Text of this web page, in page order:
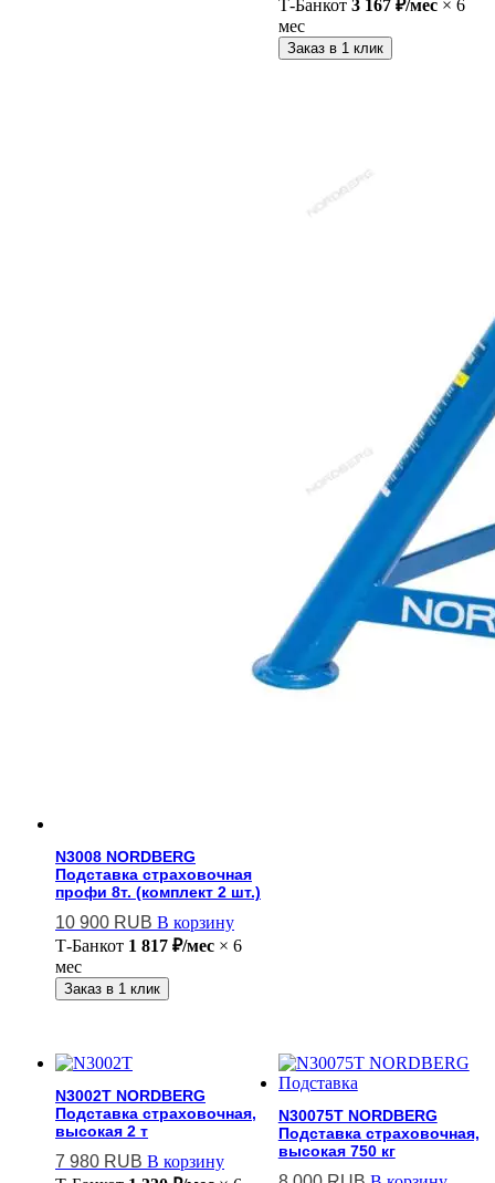
N3008 NORDBERG
Подставка страховочная
профи 8т. (комплект 2 шт.)
10 900 RUB В корзину
Т-Банкот 1 817 ₽/мес × 6
мес
Заказ в 1 клик
Т-Банкот 3 167 ₽/мес× 6
мес
Заказ в 1 клик
N3002T NORDBERG
Подставка страховочная,
высокая 2 т
7 980 RUB В корзину
N30075T NORDBERG
Подставка страховочная,
высокая 750 кг